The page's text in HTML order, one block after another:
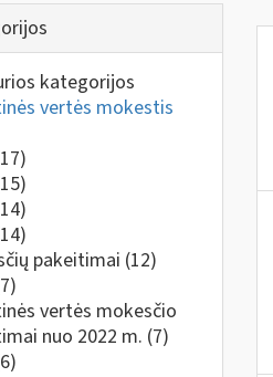
kategorijos
vertės mokestis
pakeitimai (12)
vertės mokesčio
nuo 2022 m. (7)